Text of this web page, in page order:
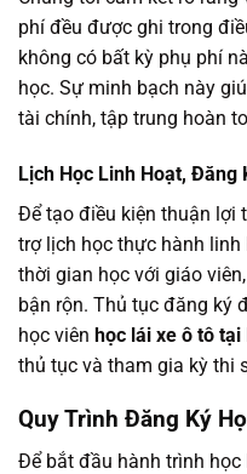
phí đều được ghi trong
không có bất kỳ phụ phí
học. Sự minh bạch này
tài chính, tập trung hoàn
Lịch Học Linh Hoạt, Đăng
Để tạo điều kiện thuận lợi
trợ lịch học thực hành linh
thời gian học với giáo
bận rộn. Thủ tục đăng ký
học viên học lái xe ô tô tại
thủ tục và tham gia kỳ thi
Quy Trình Đăng Ký
Để bắt đầu hành trình